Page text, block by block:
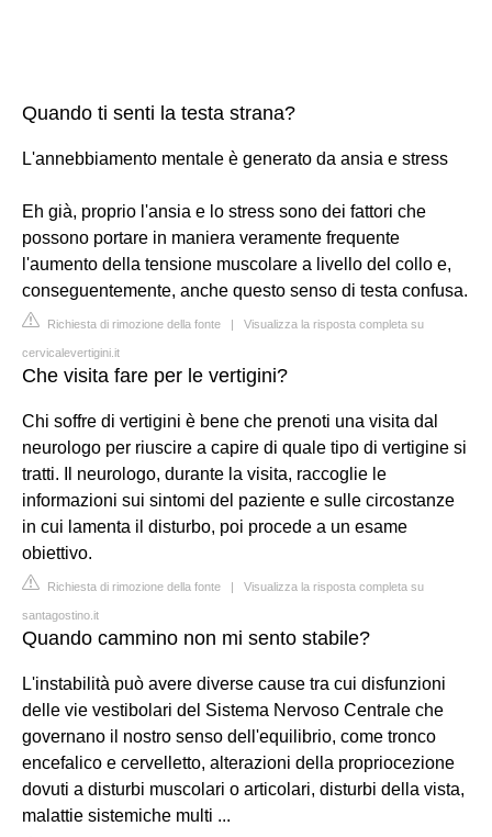
Quando ti senti la testa strana?
L'annebbiamento mentale è generato da ansia e stress
Eh già, proprio l'ansia e lo stress sono dei fattori che
possono portare in maniera veramente frequente
l'aumento della tensione muscolare a livello del collo e,
conseguentemente, anche questo senso di testa confusa.
Richiesta di rimozione della fonte | Visualizza la risposta completa su
cervicalevertigini.it
Che visita fare per le vertigini?
Chi soffre di vertigini è bene che prenoti una visita dal
neurologo per riuscire a capire di quale tipo di vertigine si
tratti. Il neurologo, durante la visita, raccoglie le
informazioni sui sintomi del paziente e sulle circostanze
in cui lamenta il disturbo, poi procede a un esame
obiettivo.
Richiesta di rimozione della fonte | Visualizza la risposta completa su
santagostino.it
Quando cammino non mi sento stabile?
L'instabilità può avere diverse cause tra cui disfunzioni
delle vie vestibolari del Sistema Nervoso Centrale che
governano il nostro senso dell'equilibrio, come tronco
encefalico e cervelletto, alterazioni della propriocezione
dovuti a disturbi muscolari o articolari, disturbi della vista,
malattie sistemiche multi ...